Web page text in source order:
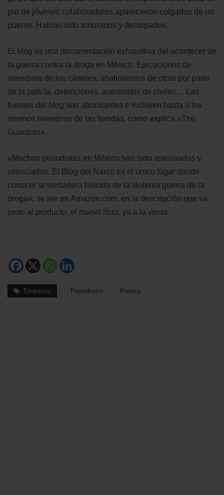
par de jóvenes colaboradores aparecieron colgados de un
puente. Habían sido torturados y destripados.
El blog es una documentación exhaustiva del acontecer de
la guerra contra la droga en México. Ejecuciones de
miembros de los cárteles, abatimientos de otros por parte
de la policía, detenciones, asesinatos de civiles… Las
fuentes del blog son abundantes e incluyen hasta a los
mismos miembros de las bandas, como explica «The
Guardian».
«Muchos periodistas en México han sido asesinados y
silenciados. El Blog del Narco es el único lugar donde
conocer la verdadera historia de la violenta guerra de la
droga», se lee en Amazon.com, en la descripción que va
junto al producto, el nuevo libro, ya a la venta.
Etiquetas Periodismo Prensa